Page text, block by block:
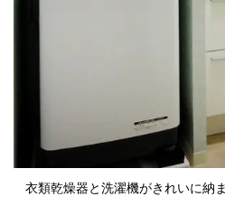
衣類乾燥器と洗濯機がきれい